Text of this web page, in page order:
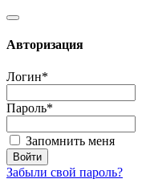
Авторизация
Логин*
Пароль*
Запомнить меня
Забыли свой пароль?